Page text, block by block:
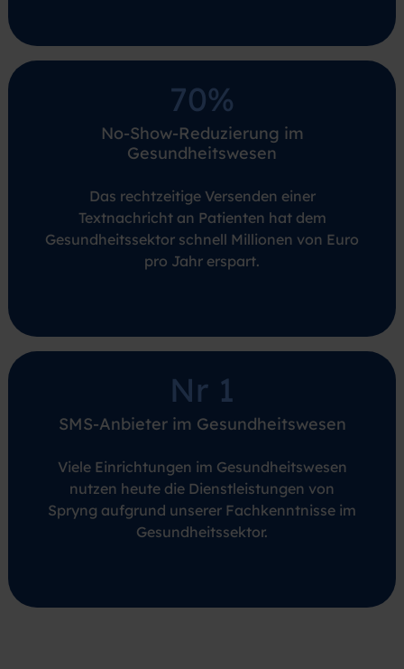
70%
No-Show-Reduzierung im
Gesundheitswesen
Das rechtzeitige Versenden einer
Textnachricht an Patienten hat dem
Gesundheitssektor schnell Millionen von Euro
pro Jahr erspart.
Nr 1
SMS-Anbieter im Gesundheitswesen
Viele Einrichtungen im Gesundheitswesen
nutzen heute die Dienstleistungen von
Spryng aufgrund unserer Fachkenntnisse im
Gesundheitssektor.